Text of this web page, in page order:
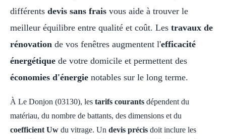
différents devis sans frais vous aide à trouver le
meilleur équilibre entre qualité et coût. Les travaux de
rénovation de vos fenêtres augmentent l'efficacité
énergétique de votre domicile et permettent des
économies d'énergie notables sur le long terme.
À Le Donjon (03130), les tarifs courants dépendent du
matériau, du nombre de battants, des dimensions et du
coefficient Uw du vitrage. Un devis précis doit inclure les